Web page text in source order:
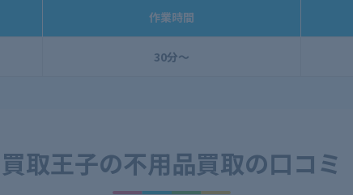
作業時間
30分～
買取王子の不用品買取の口コミ